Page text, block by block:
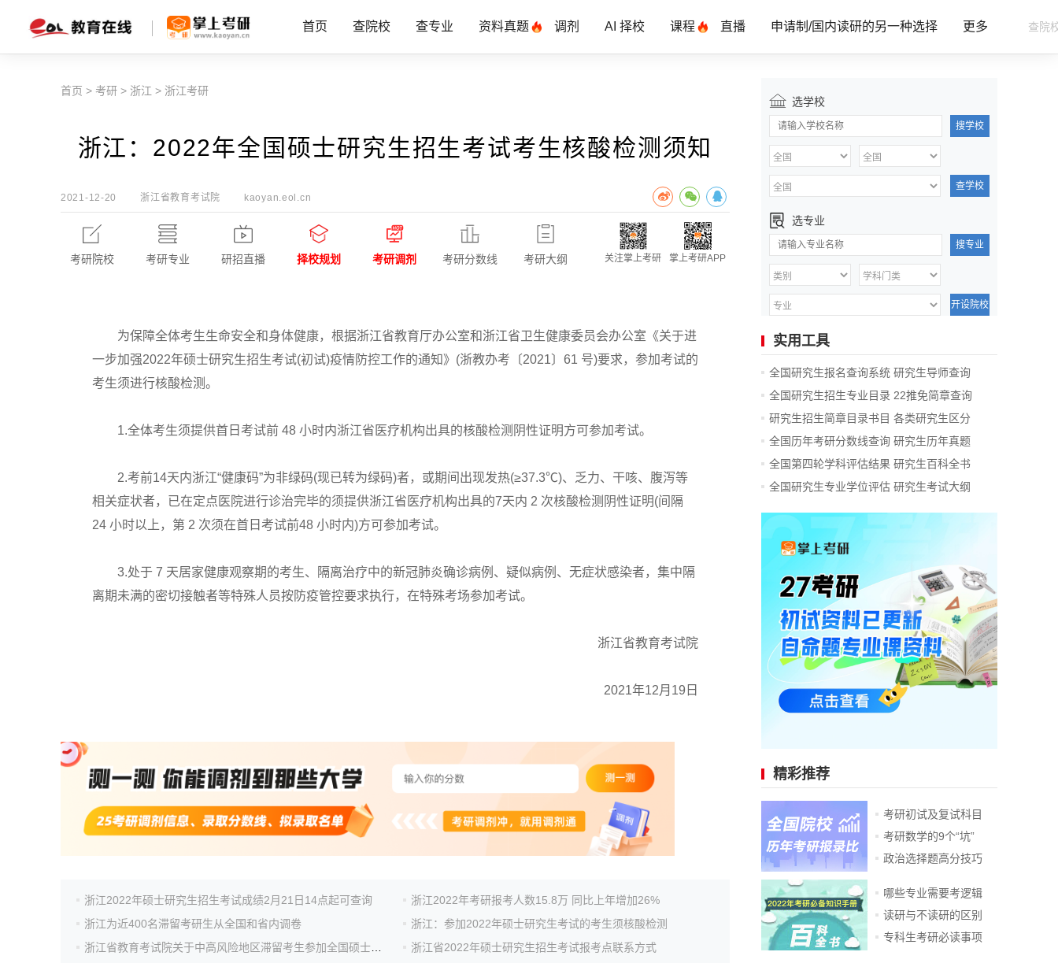
首页 查院校 查专业 资料真题 调剂 AI 择校 课程 直播 申请制/国内读研的另一种选择 更多
首页 > 考研 > 浙江 > 浙江考研
浙江：2022年全国硕士研究生招生考试考生核酸检测须知
2021-12-20 浙江省教育考试院 kaoyan.eol.cn
考研院校 考研专业 研招直播 择校规划 考研调剂 考研分数线 考研大纲 关注掌上考研 掌上考研APP
为保障全体考生生命安全和身体健康，根据浙江省教育厅办公室和浙江省卫生健康委员会办公室《关于进
一步加强2022年硕士研究生招生考试(初试)疫情防控工作的通知》(浙教办考〔2021〕61 号)要求，参加考试的
考生须进行核酸检测。
1.全体考生须提供首日考试前 48 小时内浙江省医疗机构出具的核酸检测阴性证明方可参加考试。
2.考前14天内浙江“健康码”为非绿码(现已转为绿码)者，或期间出现发热(≥37.3℃)、乏力、干咳、腹泻等
相关症状者，已在定点医院进行诊治完毕的须提供浙江省医疗机构出具的7天内 2 次核酸检测阴性证明(间隔
24 小时以上，第 2 次须在首日考试前48 小时内)方可参加考试。
3.处于 7 天居家健康观察期的考生、隔离治疗中的新冠肺炎确诊病例、疑似病例、无症状感染者，集中隔
离期未满的密切接触者等特殊人员按防疫管控要求执行，在特殊考场参加考试。
浙江省教育考试院
2021年12月19日
浙江2022年硕士研究生招生考试成绩2月21日14点起可查询
浙江2022年考研报考人数15.8万 同比上年增加26%
浙江为近400名滞留考研生从全国和省内调卷
浙江：参加2022年硕士研究生考试的考生须核酸检测
浙江省2022年硕士研究生招生考试报考点联系方式
选学校
搜学校
查学校
选专业
搜专业
开设院校
实用工具
全国研究生报名查询系统 研究生导师查询
全国研究生招生专业目录 22推免简章查询
研究生招生简章目录书目 各类研究生区分
全国历年考研分数线查询 研究生历年真题
全国第四轮学科评估结果 研究生百科全书
全国研究生专业学位评估 研究生考试大纲
精彩推荐
考研初试及复试科目
考研数学的9个“坑”
政治选择题高分技巧
哪些专业需要考逻辑
读研与不读研的区别
专科生考研必读事项